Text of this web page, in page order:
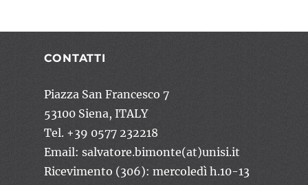
CONTATTI
Piazza San Francesco 7
53100 Siena, ITALY
Tel. +39 0577 232218
Email: salvatore.bimonte(at)unisi.it
Ricevimento (306): mercoledì h.10-13